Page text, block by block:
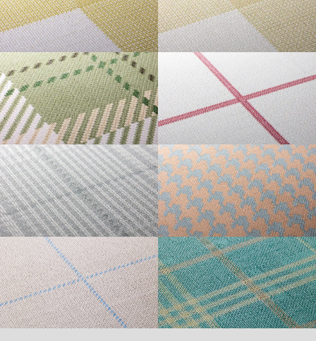
・サイズ
950mm×47m（有効巾900mm・m切売り）
・不燃認定番号
NM-5450
・準不燃認定番号
MFN-3734
| リピートレス商品について |
横のリピートサイズがW900mm以上の商品はリピートレスタイプです。
リピートレスタイプの商品をご注文の際は、必ずRepeat Imageをご確認いた
だき、番号をご指定ください。
リピートレスタイプのご注文数量は、本売り(W900mmxH2700mm/本)となり
ますのでご注意ください。
また、ご使用される壁面や天井へのリピートサイズの調整をご希望の場合
は、お問い合わせください。
高温、多濯、水漏れの環墳や屋外での使用はお避けください。天井や間接照
明付近など、下地の段差が目立つ場所にご使用になる場合は、ご注意下さ
い。
| 3.柄合わせの必要な商品について |
柄合わせを必要とする商品は、要尺が無地系の商品よりも多くなりますので
ご注意ください。施工の際は見本帳の「リピート」表示を参考に柄合わせし
てください。
| 4.施工費について |
一般ビニル壁紙と比較して加工難易度が冨いため、施工費が割増しになる場
合があります。あらかじめ商品特性や現場の環境などをご確認の上、商品選
択をお願いします．
防
火
性
能
施
工
方
法
直
張
り
不燃材料※① 不燃
不燃石膏ボード※② 不燃
準不燃材料※③
金属板※④ -
施
工
方
法
下
張
り
不燃材料※① -
不燃石膏ボード※② -
準不燃材料※③ -
それぞれ壁紙との組み合わせで使用できる代表的な下地基材は以下のものに
なります。
※①告示第1400号のモルタル、厚さが5mm以上の繊維混入ケイ酸カルシウム
板
※②告示第1400号の厚さが12mm以上の石膏ボード
※③告示第1401号の厚さが9mm以上の石膏ボード
GINGHAM L GINGHAM S
TARTAN GRAPH CHECK
GLEN CHECK HOUNDSTOOTH